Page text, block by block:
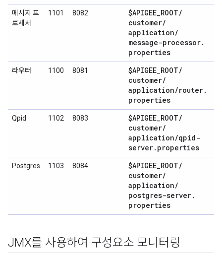
메시지 프
로세서
1101 8082 $APIGEE_ROOT/
customer/
application/
message-processor.
properties
라우터 1100 8081 $APIGEE_ROOT/
customer/
application/router.
properties
Qpid 1102 8083 $APIGEE_ROOT/
customer/
application/qpid-
server. properties
Postgres 1103 8084 $APIGEE_ROOT/
customer/
application/
postgres-server.
properties
JMX를 사용하여 구성요소 모니터링